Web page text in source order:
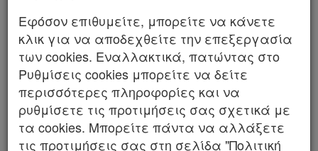
Χρήσιμα
Αριθμός 836/2025
ΤΟ ΔΙΚΑΣΤΗΡΙΟ ΤΟΥ ΑΡΕΙΟΥ ΠΑΓΟΥ
Δ' Πολιτικό Τμήμα
Συγκροτήθηκε από τους Δικαστές: Σωκράτη
Πλαστήρα, Προεδρεύοντα Αρεοπαγίτη (λόγω
κωλύματος της Αντιπρόεδρου Μυρσίνης
Εφόσον επιθυμείτε, μπορείτε να κάνετε
κλικ για να αποδεχθείτε την επεξεργασία
των cookies. Εναλλακτικά, πατώντας στο
Ρυθμίσεις cookies μπορείτε να δείτε
περισσότερες πληροφορίες και να
ρυθμίσετε τις προτιμήσεις σας σχετικά με
τα cookies. Μπορείτε πάντα να αλλάξετε
τις προτιμήσεις σας στη σελίδα "Πολιτική